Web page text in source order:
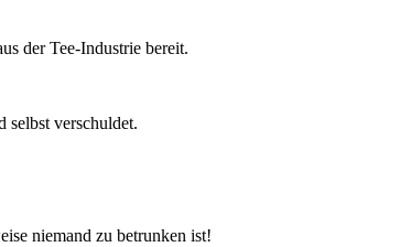
der Tee-Industrie bereit.
selbst verschuldet.
niemand zu betrunken ist!